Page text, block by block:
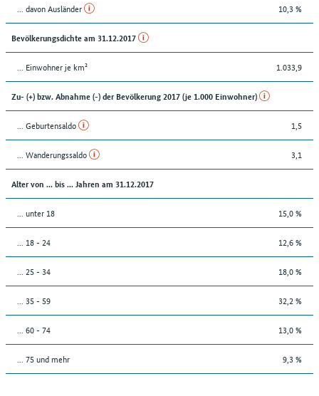
... davon Ausländer 10,3 %
Bevölkerungsdichte am 31.12.2017
... Einwohner je km² 1.033,9
Zu- (+) bzw. Abnahme (-) der Bevölkerung 2017 (je 1.000 Einwohner)
... Geburtensaldo 1,5
... Wanderungssaldo 3,1
Alter von ... bis ... Jahren am 31.12.2017
... unter 18 15,0 %
... 18 - 24 12,6 %
... 25 - 34 18,0 %
... 35 - 59 32,2 %
... 60 - 74 13,0 %
... 75 und mehr 9,3 %